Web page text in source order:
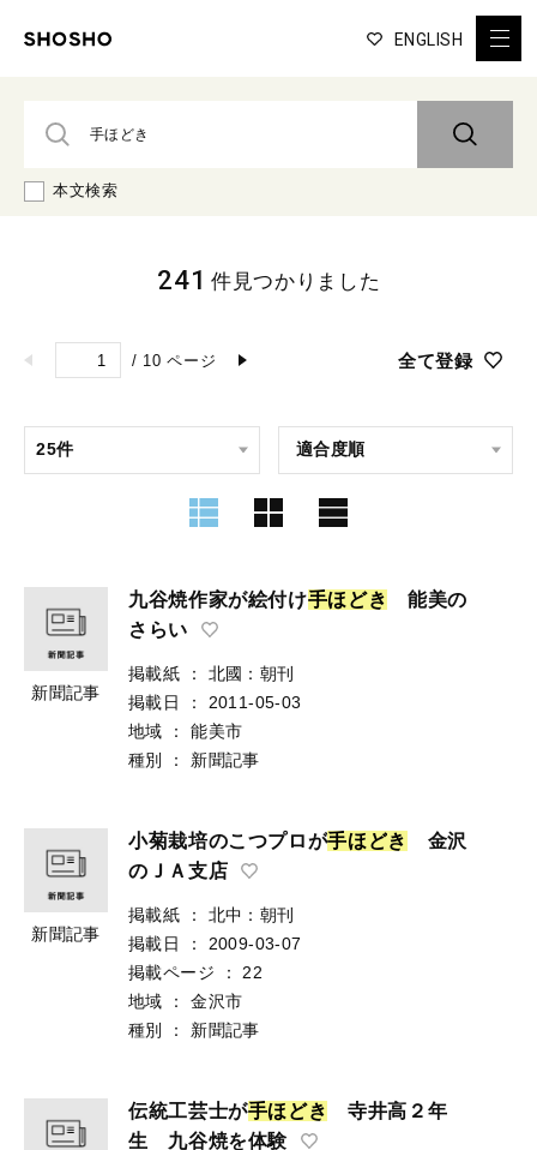
ENGLISH
本文検索
/ 10 ページ 全て登録
241 件見つかりました
新聞記事
九谷焼作家が絵付け手ほ どき
能美の
さらい
掲載紙 ：
北國：朝刊
掲載日
：
2011-05-03
地域
：
能美市
種別
： 新聞記事
新聞記事
小菊栽培のこつプロが手ほ どき
金沢
のＪＡ支店
掲載紙 ：
北中：朝刊
掲載日
：
2009-03-07
掲載ページ
：
22
地域
：
金沢市
種別
： 新聞記事
伝統工芸士が手ほ どき
寺井高２年
生 九谷焼を体験